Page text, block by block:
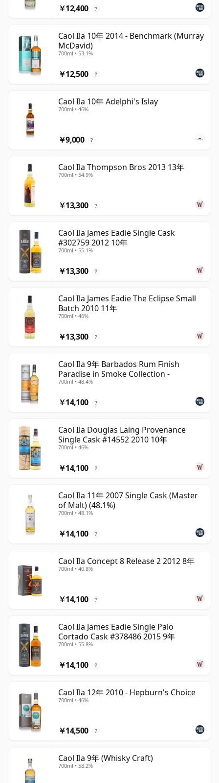
￥12,400 ?
Caol Ila 10年 2014 - Benchmark (Murray
McDavid)
700ml • 53.1%
￥12,500 ?
Caol Ila 10年 Adelphi's Islay
700ml • 46%
￥9,000 ?
Caol Ila Thompson Bros 2013 13年
700ml • 54.9%
￥13,300 ?
Caol Ila James Eadie Single Cask
#302759 2012 10年
700ml • 55.1%
￥13,300 ?
Caol Ila James Eadie The Eclipse Small
Batch 2010 11年
700ml • 46%
￥13,300 ?
Caol Ila 9年 Barbados Rum Finish
Paradise in Smoke Collection -
700ml • 48.4%
￥14,100 ?
Caol Ila Douglas Laing Provenance
Single Cask #14552 2010 10年
700ml • 46%
￥14,100 ?
Caol Ila 11年 2007 Single Cask (Master
of Malt) (48.1%)
700ml • 48.1%
￥14,100 ?
Caol Ila Concept 8 Release 2 2012 8年
700ml • 40.8%
￥14,100 ?
Caol Ila James Eadie Single Palo
Cortado Cask #378486 2015 9年
700ml • 55.8%
￥14,100 ?
Caol Ila 12年 2010 - Hepburn's Choice
700ml • 46%
￥14,500 ?
Caol Ila 9年 (Whisky Craft)
700ml • 58.2%